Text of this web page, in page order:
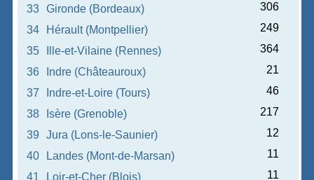
33
Gironde (Bordeaux)
306
34
Hérault (Montpellier)
249
35
Ille-et-Vilaine (Rennes)
364
36
Indre (Châteauroux)
21
37
Indre-et-Loire (Tours)
46
38
Isère (Grenoble)
217
39
Jura (Lons-le-Saunier)
12
40
Landes (Mont-de-Marsan)
11
41
Loir-et-Cher (Blois) 11